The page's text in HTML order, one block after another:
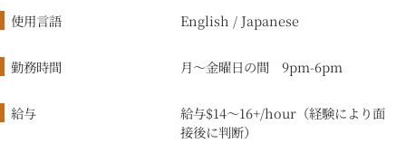
使用言語 English / Japanese
勤務時間 月〜金曜日の間 9pm-6pm
給与
給与$14～16+/hour（経験により面
接後に判断）